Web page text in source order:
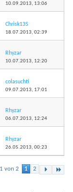
10.09.2013, 13:06
Chrisk135
18.07.2013, 02:39
Rhyzar
10.07.2013, 12:20
colasuchti
09.07.2013, 17:01
Rhyzar
06.07.2013, 12:24
Rhyzar
26.05.2013, 00:23
von 2 1 2